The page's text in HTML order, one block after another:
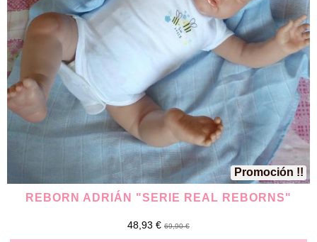
Promoción !!
REBORN ADRIÁN "SERIE REAL REBORNS"
48,93 € 69,90 €